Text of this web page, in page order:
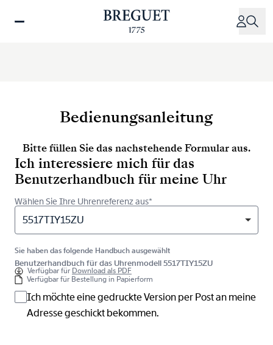
zum
Bedienungsanleitung
Bitte füllen Sie das nachstehende Formular aus.
Ich interessiere mich für das
Benutzerhandbuch für meine Uhr
Wählen Sie Ihre Uhrenreferenz aus*
5517TIY15ZU
Sie haben das folgende Handbuch ausgewählt
Benutzerhandbuch für das Uhrenmodell 5517TIY15ZU
Verfügbar für Download als PDF
Verfügbar für Bestellung in Papierform
Ich möchte eine gedruckte Version per Post an meine
Adresse geschickt bekommen.